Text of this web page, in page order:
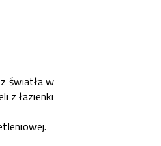
światła w
z łazienki